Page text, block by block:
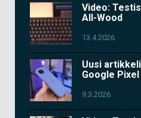
Video:
All-Wood
13.4.2026
Uusi
Google Pixel
9.3.2026